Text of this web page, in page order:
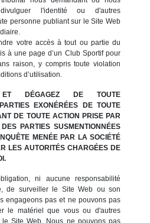
l'identité ou d'autres
personne publiant sur le Site Web
votre accès à tout ou partie du
à une page d’un Club Sportif pour
raison, y compris toute violation
d’utilisation.
ET DÉGAGEZ DE TOUTE
EXONÉRÉES DE TOUTE
DE TOUTE ACTION PRISE PAR
PARTIES SUSMENTIONNÉES
MENÉE PAR LA SOCIÉTÉ
LES AUTORITÉS CHARGÉES DE
ni aucune responsabilité
de surveiller le Site Web ou son
engageons pas et ne pouvons pas
le matériel que vous ou d'autres
le Site Web. Nous ne pouvons pas